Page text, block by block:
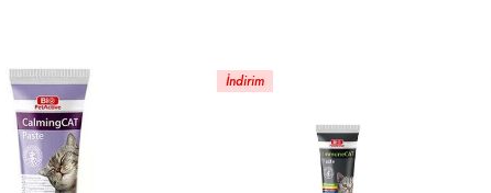
İndirim